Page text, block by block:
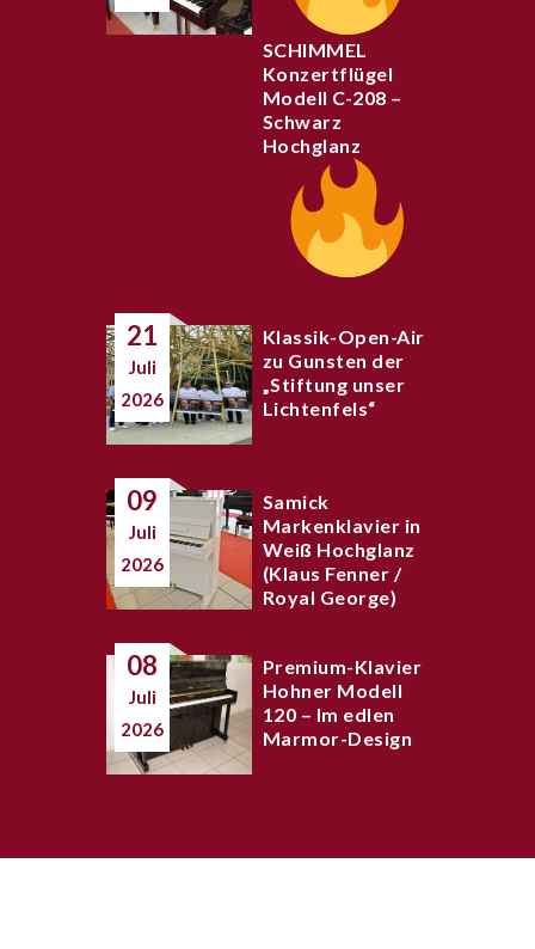
SCHIMMEL
Konzertflügel
Modell C-208 –
Schwarz
Hochglanz
21
Juli
2026
Klassik-Open-Air
zu Gunsten der
„Stiftung unser
Lichtenfels“
09
Juli
2026
Samick
Markenklavier in
Weiß Hochglanz
(Klaus Fenner /
Royal George)
08
Juli
2026
Premium-Klavier
Hohner Modell
120 – Im edlen
Marmor-Design